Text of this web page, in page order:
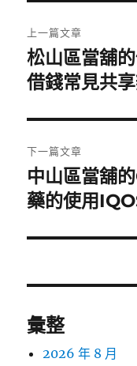
章
導
覽
上一篇文章
上
一
文
章:
松山區當舖
借錢常見共
下一篇文章
下
一
文
中山區當舖
藥的使用
彙整
2026 年 8 月